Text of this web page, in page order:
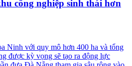
công nghiệp sinh thái hơn
Ninh với quy mô hơn 400 ha và tổng
được kỳ vọng sẽ tạo ra động lực